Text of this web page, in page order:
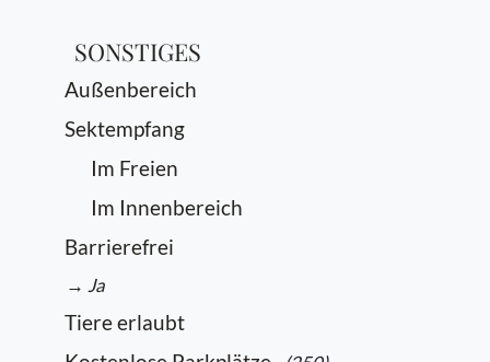
SONSTIGES
Außenbereich
Sektempfang
Im Freien
Im Innenbereich
Barrierefrei
→ Ja
Tiere erlaubt